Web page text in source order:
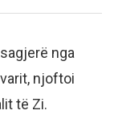
nga
njoftoi
të Zi.